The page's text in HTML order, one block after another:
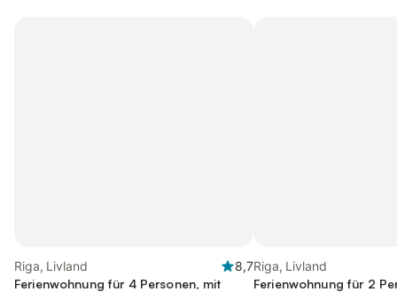
Riga, Livland
8,7
Ferienwohnung für 4 Personen, mit
Riga, Livland
Ferienwohnung für 2